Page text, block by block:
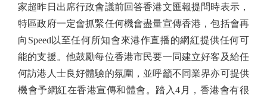
家超昨日出席行政會議前回答香港文匯報提問時表示，
特區政府一定會抓緊任何機會盡量宣傳香港，包括會再
向Speed以至任何所知會來港作直播的網紅提供任何可
能的支援。他鼓勵每位香港市民要一同建立好客及給任
何訪港人士良好體驗的氛圍，並呼籲不同業界亦可提供
機會予網紅在香港宣傳和體會。踏入4月，香港會有很